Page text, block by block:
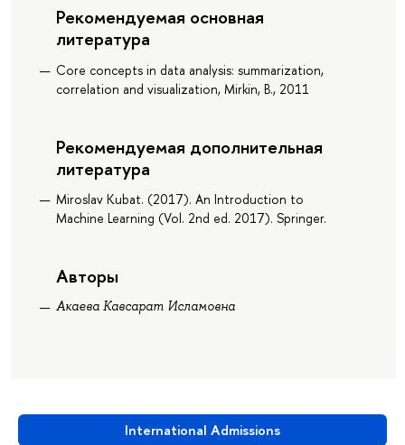
International Admissions
Рекомендуемая основная
литература
Core concepts in data analysis: summarization,
correlation and visualization, Mirkin, B., 2011
Рекомендуемая дополнительная
литература
Miroslav Kubat. (2017). An Introduction to
Machine Learning (Vol. 2nd ed. 2017). Springer.
Авторы
Акаева Кавсарат Исламовна